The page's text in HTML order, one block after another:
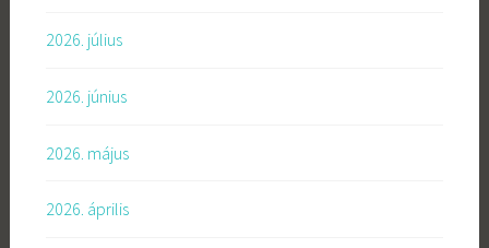
2026. július
2026. június
2026. május
2026. április